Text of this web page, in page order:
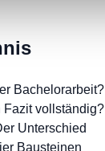
Bachelorarbeit?
Fazit vollständig?
Unterschied
Bausteinen